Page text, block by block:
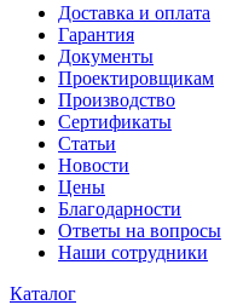
Доставка и оплата
Гарантия
Документы
Проектировщикам
Производство
Сертификаты
Статьи
Новости
Цены
Благодарности
Ответы на вопросы
Наши сотрудники
Каталог